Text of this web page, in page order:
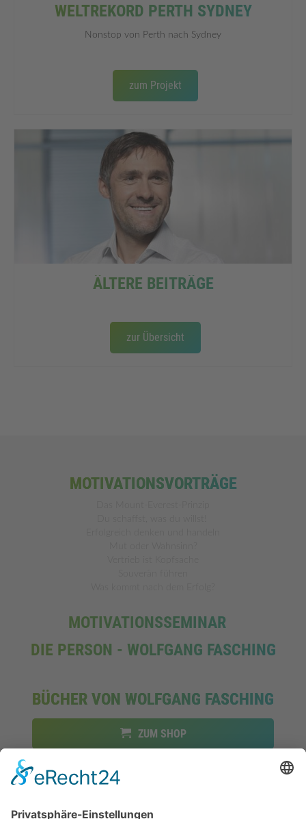
WELTREKORD PERTH SYDNEY
Nonstop von Perth nach Sydney
zum Projekt
ÄLTERE BEITRÄGE
zur Übersicht
MOTIVATIONSVORTRÄGE
MOTIVATIONSSEMINAR
DIE PERSON - WOLFGANG FASCHING
BÜCHER VON WOLFGANG FASCHING
ZUM SHOP